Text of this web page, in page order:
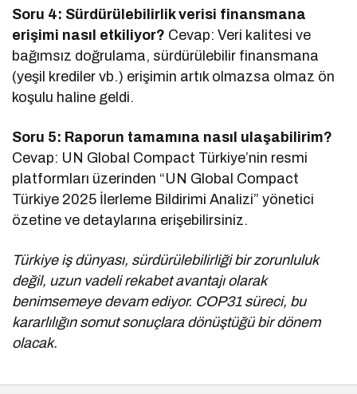
Soru 4: Sürdürülebilirlik verisi finansmana
erişimi nasıl etkiliyor? Cevap: Veri kalitesi ve
bağımsız doğrulama, sürdürülebilir finansmana
(yeşil krediler vb.) erişimin artık olmazsa olmaz ön
koşulu haline geldi.
Soru 5: Raporun tamamına nasıl ulaşabilirim?
Cevap: UN Global Compact Türkiye’nin resmi
platformları üzerinden “UN Global Compact
Türkiye 2025 İlerleme Bildirimi Analizi” yönetici
özetine ve detaylarına erişebilirsiniz.
Türkiye iş dünyası, sürdürülebilirliği bir zorunluluk
değil, uzun vadeli rekabet avantajı olarak
benimsemeye devam ediyor. COP31 süreci, bu
kararlılığın somut sonuçlara dönüştüğü bir dönem
olacak.